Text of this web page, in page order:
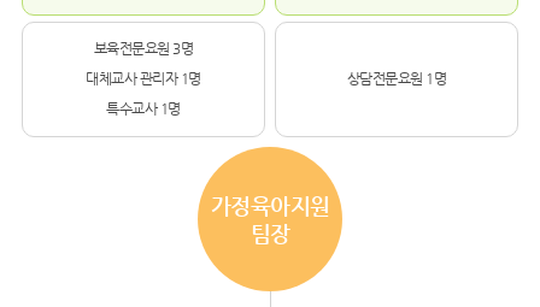
보육전문요원 3명
대체교사 관리자 1명
특수교사 1명
상담전문요원 1명
가정육아지원
팀장